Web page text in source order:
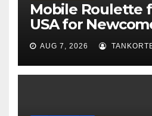
Mobile Roulette
USA for
AUG 7, 2026